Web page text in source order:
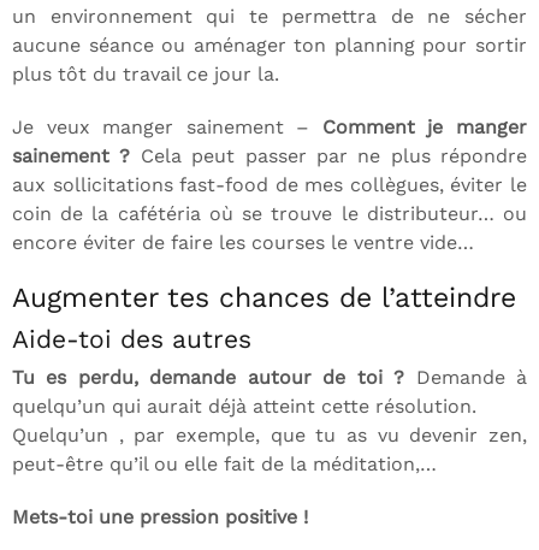
un environnement qui te permettra de ne sécher
aucune séance ou aménager ton planning pour sortir
plus tôt du travail ce jour la.
Je veux manger sainement – Comment je manger
sainement ? Cela peut passer par ne plus répondre
aux sollicitations fast-food de mes collègues, éviter le
coin de la cafétéria où se trouve le distributeur… ou
encore éviter de faire les courses le ventre vide…
Augmenter tes chances de l’atteindre
Aide-toi des autres
Tu es perdu, demande autour de toi ? Demande à
quelqu’un qui aurait déjà atteint cette résolution.
Quelqu’un , par exemple, que tu as vu devenir zen,
peut-être qu’il ou elle fait de la méditation,…
Mets-toi une pression positive !